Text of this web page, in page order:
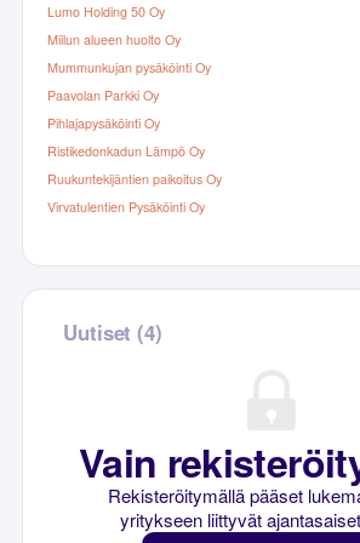
Lumo Holding 50 Oy
Miilun alueen huolto Oy
Mummunkujan pysäköinti Oy
Paavolan Parkki Oy
Pihlajapysäköinti Oy
Ristikedonkadun Lämpö Oy
Ruukuntekijäntien paikoitus Oy
Virvatulentien Pysäköinti Oy
Uutiset (4)
Vain
Rekisteröitymällä pääset
yritykseen liittyvät